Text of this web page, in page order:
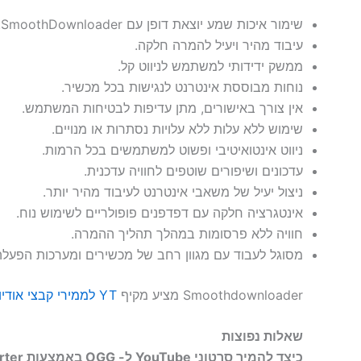
שימור איכות שמע יוצאת דופן עם SmoothDownloader.
עיבוד מהיר ויעיל להמרה חלקה.
ממשק ידידותי למשתמש לניווט קל.
נוחות מבוססת אינטרנט לנגישות בכל מכשיר.
אין צורך באישורים, מתן עדיפות לבטיחות המשתמש.
שימוש ללא עלות ללא עלויות נסתרות או מנויים.
ניווט אינטואיטיבי ופשוט למשתמשים בכל הרמות.
עדכונים ושיפורים שוטפים לחוויה עדכנית.
ניצול יעיל של משאבי אינטרנט לעיבוד מהיר יותר.
אינטגרציה חלקה עם דפדפנים פופולריים לשימוש נוח.
חוויה ללא פרסומות במהלך תהליך ההמרה.
מסוגל לעבוד עם מגוון רחב של מכשירים ומערכות
Smoothdownloader מציע מקיף
שאלות נפוצות
כיצד להמיר סרטוני YouTube ל- OGG באמצעות SmoothDownloader YouTube to OGG Converter?